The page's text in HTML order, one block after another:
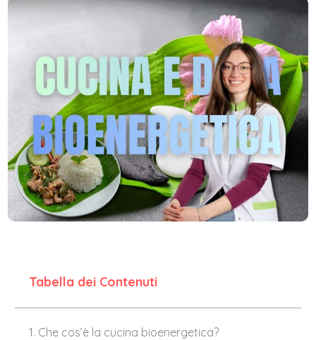
Tabella dei Contenuti
1. Che cos’è la cucina bioenergetica?